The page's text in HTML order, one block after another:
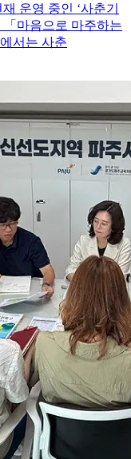
운영 중인 ‘사춘기
「마음으로 마주하는
서는 사춘